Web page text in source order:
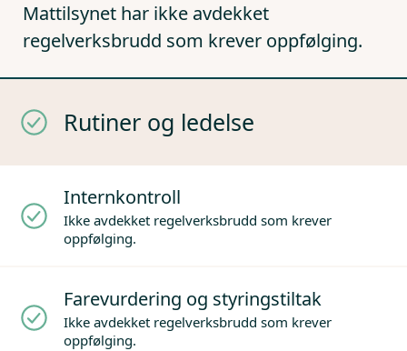
Mattilsynet har ikke avdekket
regelverksbrudd som krever oppfølging.
Rutiner og ledelse
Internkontroll
Ikke avdekket regelverksbrudd som krever
oppfølging.
Farevurdering og styringstiltak
Ikke avdekket regelverksbrudd som krever
oppfølging.